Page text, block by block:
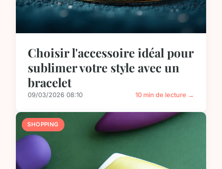
Choisir l'accessoire idéal pour
sublimer votre style avec un
bracelet
09/03/2026 08:10 10 min de lecture →
SHOPPING